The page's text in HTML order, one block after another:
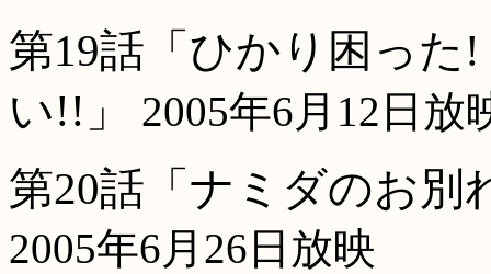
第19話「ひかり困った
い!!」
2005年6月12日放
第20話「ナミダのお別
2005年6月26日放映